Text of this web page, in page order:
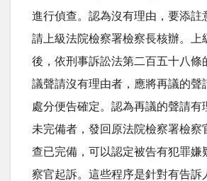
進行偵查。認為沒有理由，要添註
請上級法院檢察署檢察長核辦。上
後，依刑事訴訟法第二百五十八條
議聲請沒有理由者，應將再議的聲
處分便告確定。認為再議的聲請有
未完備者，發回原法院檢察署檢察
查已完備，可以認定被告有犯罪嫌
察官起訴。這些程序是針對有告訴